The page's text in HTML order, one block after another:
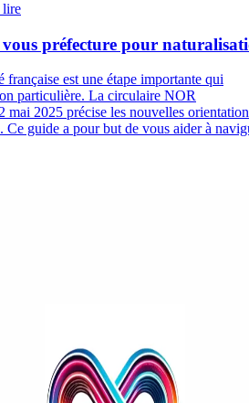
lire
préfecture pour
française est une étape importante qui
particulière. La circulaire NOR
2025 précise les nouvelles
Ce guide a pour but de vous aider à